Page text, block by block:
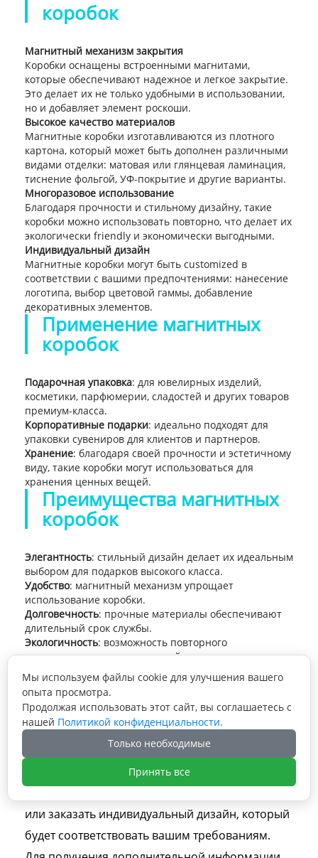
коробок
Магнитный механизм закрытия
Коробки оснащены встроенными магнитами,
которые обеспечивают надежное и легкое закрытие.
Это делает их не только удобными в использовании,
но и добавляет элемент роскоши.
Высокое качество материалов
Магнитные коробки изготавливаются из плотного
картона, который может быть дополнен различными
видами отделки: матовая или глянцевая ламинация,
тиснение фольгой, УФ-покрытие и другие варианты.
Многоразовое использование
Благодаря прочности и стильному дизайну, такие
коробки можно использовать повторно, что делает их
экологически friendly и экономически выгодными.
Индивидуальный дизайн
Магнитные коробки могут быть customized в
соответствии с вашими предпочтениями: нанесение
логотипа, выбор цветовой гаммы, добавление
декоративных элементов.
Применение магнитных
коробок
Подарочная упаковка: для ювелирных изделий,
косметики, парфюмерии, сладостей и других товаров
премиум-класса.
Корпоративные подарки: идеально подходят для
упаковки сувениров для клиентов и партнеров.
Хранение: благодаря своей прочности и эстетичному
виду, такие коробки могут использоваться для
хранения ценных вещей.
Преимущества магнитных
коробок
Элегантность: стильный дизайн делает их идеальным
выбором для подарков высокого класса.
Удобство: магнитный механизм упрощает
использование коробки.
Долговечность: прочные материалы обеспечивают
длительный срок службы.
Экологичность: возможность повторного
использования снижает воздействие на окружающую
среду.
Как заказать магнитные
коробки?
Мы предлагаем широкий выбор магнитных
коробок различных размеров, цветов и
или заказать индивидуальный дизайн, который
будет соответствовать вашим требованиям.
Мы используем файлы cookie для улучшения вашего
опыта просмотра.
Продолжая использовать этот сайт, вы соглашаетесь с
нашей Политикой конфиденциальности.
Только необходимые
Принять все